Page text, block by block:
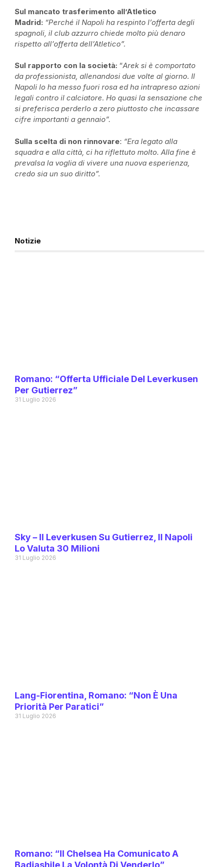
Sul mancato trasferimento all’Atletico
Madrid: “Perché il Napoli ha respinto l’offerta degli
spagnoli, il club azzurro chiede molto più denaro
rispetto all’offerta dell’Atletico”.
Sul rapporto con la società: “Arek si è comportato
da professionista, allenandosi due volte al giorno. Il
Napoli lo ha messo fuori rosa ed ha intrapreso azioni
legali contro il calciatore. Ho quasi la sensazione che
si preferisca perderlo a zero piuttosto che incassare
cifre importanti a gennaio”.
Sulla scelta di non rinnovare: “Era legato alla
squadra e alla città, ci ha riflettuto molto. Alla fine è
prevalsa la voglia di vivere una nuova esperienza,
credo sia un suo diritto”.
Notizie
Romano: “Offerta Ufficiale Del Leverkusen
Per Gutierrez”
31 Luglio 2026
Sky – Il Leverkusen Su Gutierrez, Il Napoli
Lo Valuta 30 Milioni
31 Luglio 2026
Lang-Fiorentina, Romano: “Non È Una
Priorità Per Paratici”
31 Luglio 2026
Romano: “Il Chelsea Ha Comunicato A
Badiashile La Volontà Di Venderlo”